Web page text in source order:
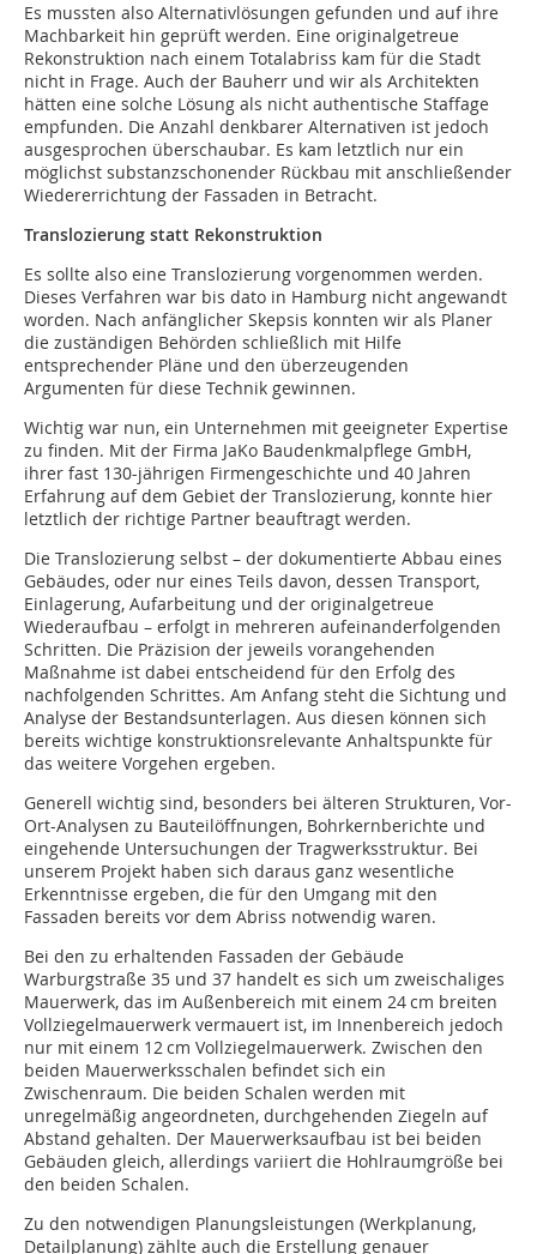
Es mussten also Alternativlösungen gefunden und auf ihre
Machbarkeit hin geprüft werden. Eine originalgetreue
Rekonstruktion nach einem Totalabriss kam für die Stadt
nicht in Frage. Auch der Bauherr und wir als Architekten
hätten eine solche Lösung als nicht authentische Staffage
empfunden. Die Anzahl denkbarer Alternativen ist jedoch
ausgesprochen überschaubar. Es kam letztlich nur ein
möglichst substanzschonender Rückbau mit anschließender
Wiedererrichtung der Fassaden in Betracht.
Translozierung statt Rekonstruktion
Es sollte also eine Translozierung vorgenommen werden.
Dieses Verfahren war bis dato in Hamburg nicht angewandt
worden. Nach anfänglicher Skepsis konnten wir als Planer
die zuständigen Behörden schließlich mit Hilfe
entsprechender Pläne und den überzeugenden
Argumenten für diese Technik gewinnen.
Wichtig war nun, ein Unternehmen mit geeigneter Expertise
zu finden. Mit der Firma JaKo Baudenkmalpflege GmbH,
ihrer fast 130-jährigen Firmengeschichte und 40 Jahren
Erfahrung auf dem Gebiet der Translozierung, konnte hier
letztlich der richtige Partner beauftragt werden.
Die Translozierung selbst – der dokumentierte Abbau eines
Gebäudes, oder nur eines Teils davon, dessen Transport,
Einlagerung, Aufarbeitung und der originalgetreue
Wiederaufbau – erfolgt in mehreren aufeinanderfolgenden
Schritten. Die Präzision der jeweils vorangehenden
Maßnahme ist dabei entscheidend für den Erfolg des
nachfolgenden Schrittes. Am Anfang steht die Sichtung und
Analyse der Bestandsunterlagen. Aus diesen können sich
bereits wichtige konstruktionsrelevante Anhaltspunkte für
das weitere Vorgehen ergeben.
Generell wichtig sind, besonders bei älteren Strukturen, Vor-
Ort-Analysen zu Bauteilöffnungen, Bohrkernberichte und
eingehende Untersuchungen der Tragwerksstruktur. Bei
unserem Projekt haben sich daraus ganz wesentliche
Erkenntnisse ergeben, die für den Umgang mit den
Fassaden bereits vor dem Abriss notwendig waren.
Bei den zu erhaltenden Fassaden der Gebäude
Warburgstraße 35 und 37 handelt es sich um zweischaliges
Mauerwerk, das im Außenbereich mit einem 24 cm breiten
Vollziegelmauerwerk vermauert ist, im Innenbereich jedoch
nur mit einem 12 cm Vollziegelmauerwerk. Zwischen den
beiden Mauerwerksschalen befindet sich ein
Zwischenraum. Die beiden Schalen werden mit
unregelmäßig angeordneten, durchgehenden Ziegeln auf
Abstand gehalten. Der Mauerwerksaufbau ist bei beiden
Gebäuden gleich, allerdings variiert die Hohlraumgröße bei
den beiden Schalen.
Zu den notwendigen Planungsleistungen (Werkplanung,
Detailplanung) zählte auch die Erstellung genauer